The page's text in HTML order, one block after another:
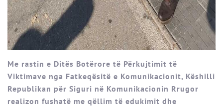
Me rastin e Ditës Botërore të Përkujtimit të
Viktimave nga Fatkeqësitë e Komunikacionit, Këshilli
Republikan për Siguri në Komunikacionin Rrugor
realizon fushatë me qëllim të edukimit dhe